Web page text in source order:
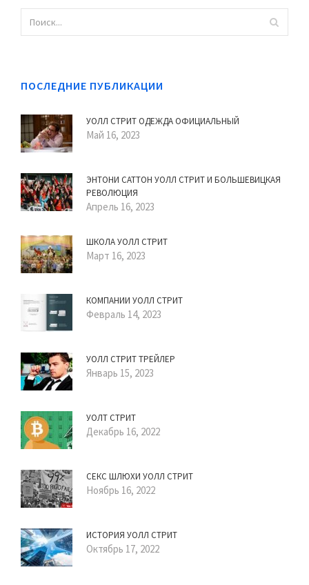
ПОСЛЕДНИЕ ПУБЛИКАЦИИ
УОЛЛ СТРИТ ОДЕЖДА ОФИЦИАЛЬНЫЙ
Май 16, 2023
ЭНТОНИ САТТОН УОЛЛ СТРИТ И БОЛЬШЕВИЦКАЯ
РЕВОЛЮЦИЯ
Апрель 16, 2023
ШКОЛА УОЛЛ СТРИТ
Март 16, 2023
КОМПАНИИ УОЛЛ СТРИТ
Февраль 14, 2023
УОЛЛ СТРИТ ТРЕЙЛЕР
Январь 15, 2023
УОЛТ СТРИТ
Декабрь 16, 2022
СЕКС ШЛЮХИ УОЛЛ СТРИТ
Ноябрь 16, 2022
ИСТОРИЯ УОЛЛ СТРИТ
Октябрь 17, 2022